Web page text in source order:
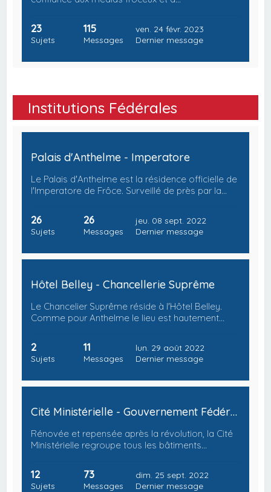
23
Sujets
115
Messages
ven. 24 févr. 2023
Dernier message
Institutions Fédérales
Palais d'Anthelme - Imperatore
Le Palais d'Anthelme est la résidence officielle de
l'Imperatore de Frôce. Surveillé de près par la…
26
Sujets
26
Messages
jeu. 08 sept. 2022
Dernier message
Hôtel Belley - Chancellerie Suprême
Le Chancelier Suprême réside à l'Hôtel Belley.
Comme pour Anthelme le lieu est hautement…
2
Sujets
11
Messages
lun. 29 août 2022
Dernier message
Cité Ministérielle - Gouvernement Fédéral
Rénovée et repensée après la révolution, la Cité
Ministérielle regroupe tous les bâtiments…
12
Sujets
73
Messages
dim. 25 sept. 2022
Dernier message